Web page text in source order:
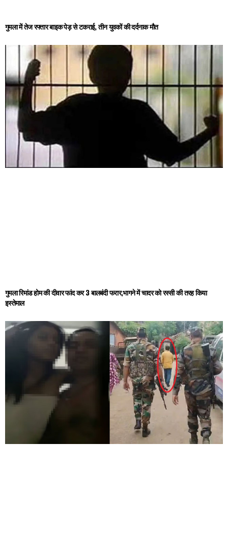
गुमला में तेज रफ्तार बाइक पेड़ से टकराई, तीन युवकों की दर्दनाक मौत
गुमला रिमांड होम की दीवार फांद कर 3 बालबंदी फरार,भागने में चादर को रस्सी की तरह किया
इस्तेमाल